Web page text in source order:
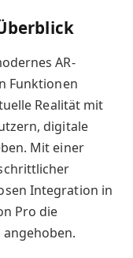
AR-
Funktionen
Realität mit
digitale
Mit einer
Integration in
Pro die